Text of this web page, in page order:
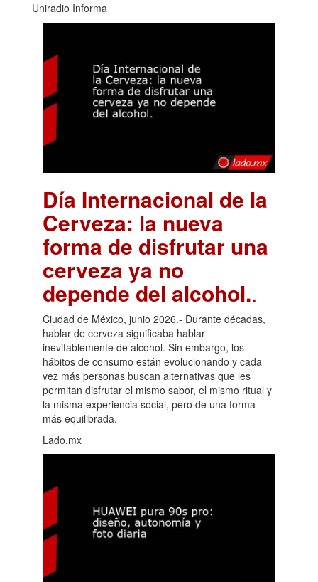
Uniradio Informa
Día Internacional de la
Cerveza: la nueva
forma de disfrutar una
cerveza ya no
depende del alcohol..
Ciudad de México, junio 2026.- Durante décadas,
hablar de cerveza significaba hablar
inevitablemente de alcohol. Sin embargo, los
hábitos de consumo están evolucionando y cada
vez más personas buscan alternativas que les
permitan disfrutar el mismo sabor, el mismo ritual y
la misma experiencia social, pero de una forma
más equilibrada.
Lado.mx